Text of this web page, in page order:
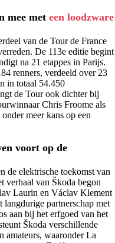
mee met een loodzware
van de Tour de France
De 113e editie begint
na 21 etappes in Parijs.
renners, verdeeld over 23
in totaal 54.450
de Tour ook dichter bij
Chris Froome als
meer kans op een
voort op de
de elektrische toekomst van
verhaal van Škoda begon
Laurin en Václav Klement
langdurige partnerschap met
aan bij het erfgoed van het
Škoda verschillende
amateurs, waaronder La